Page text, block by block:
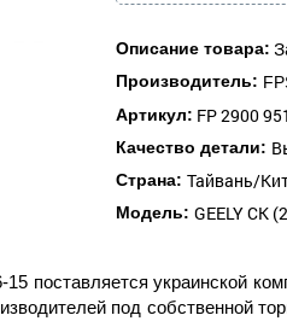
Описание товара:
Производитель:
Артикул: FP 2900
Качество детали:
Страна:Тайвань/
Модель:GEELY CK
поставляется украинской
под собственной